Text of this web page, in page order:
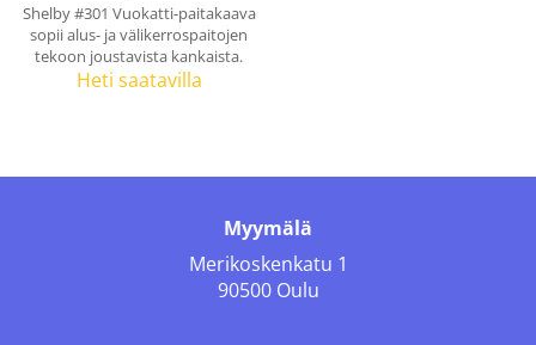
Shelby #301 Vuokatti-paitakaava
sopii alus- ja välikerrospaitojen
tekoon joustavista kankaista.
Heti saatavilla
Myymälä
Merikoskenkatu 1
90500 Oulu